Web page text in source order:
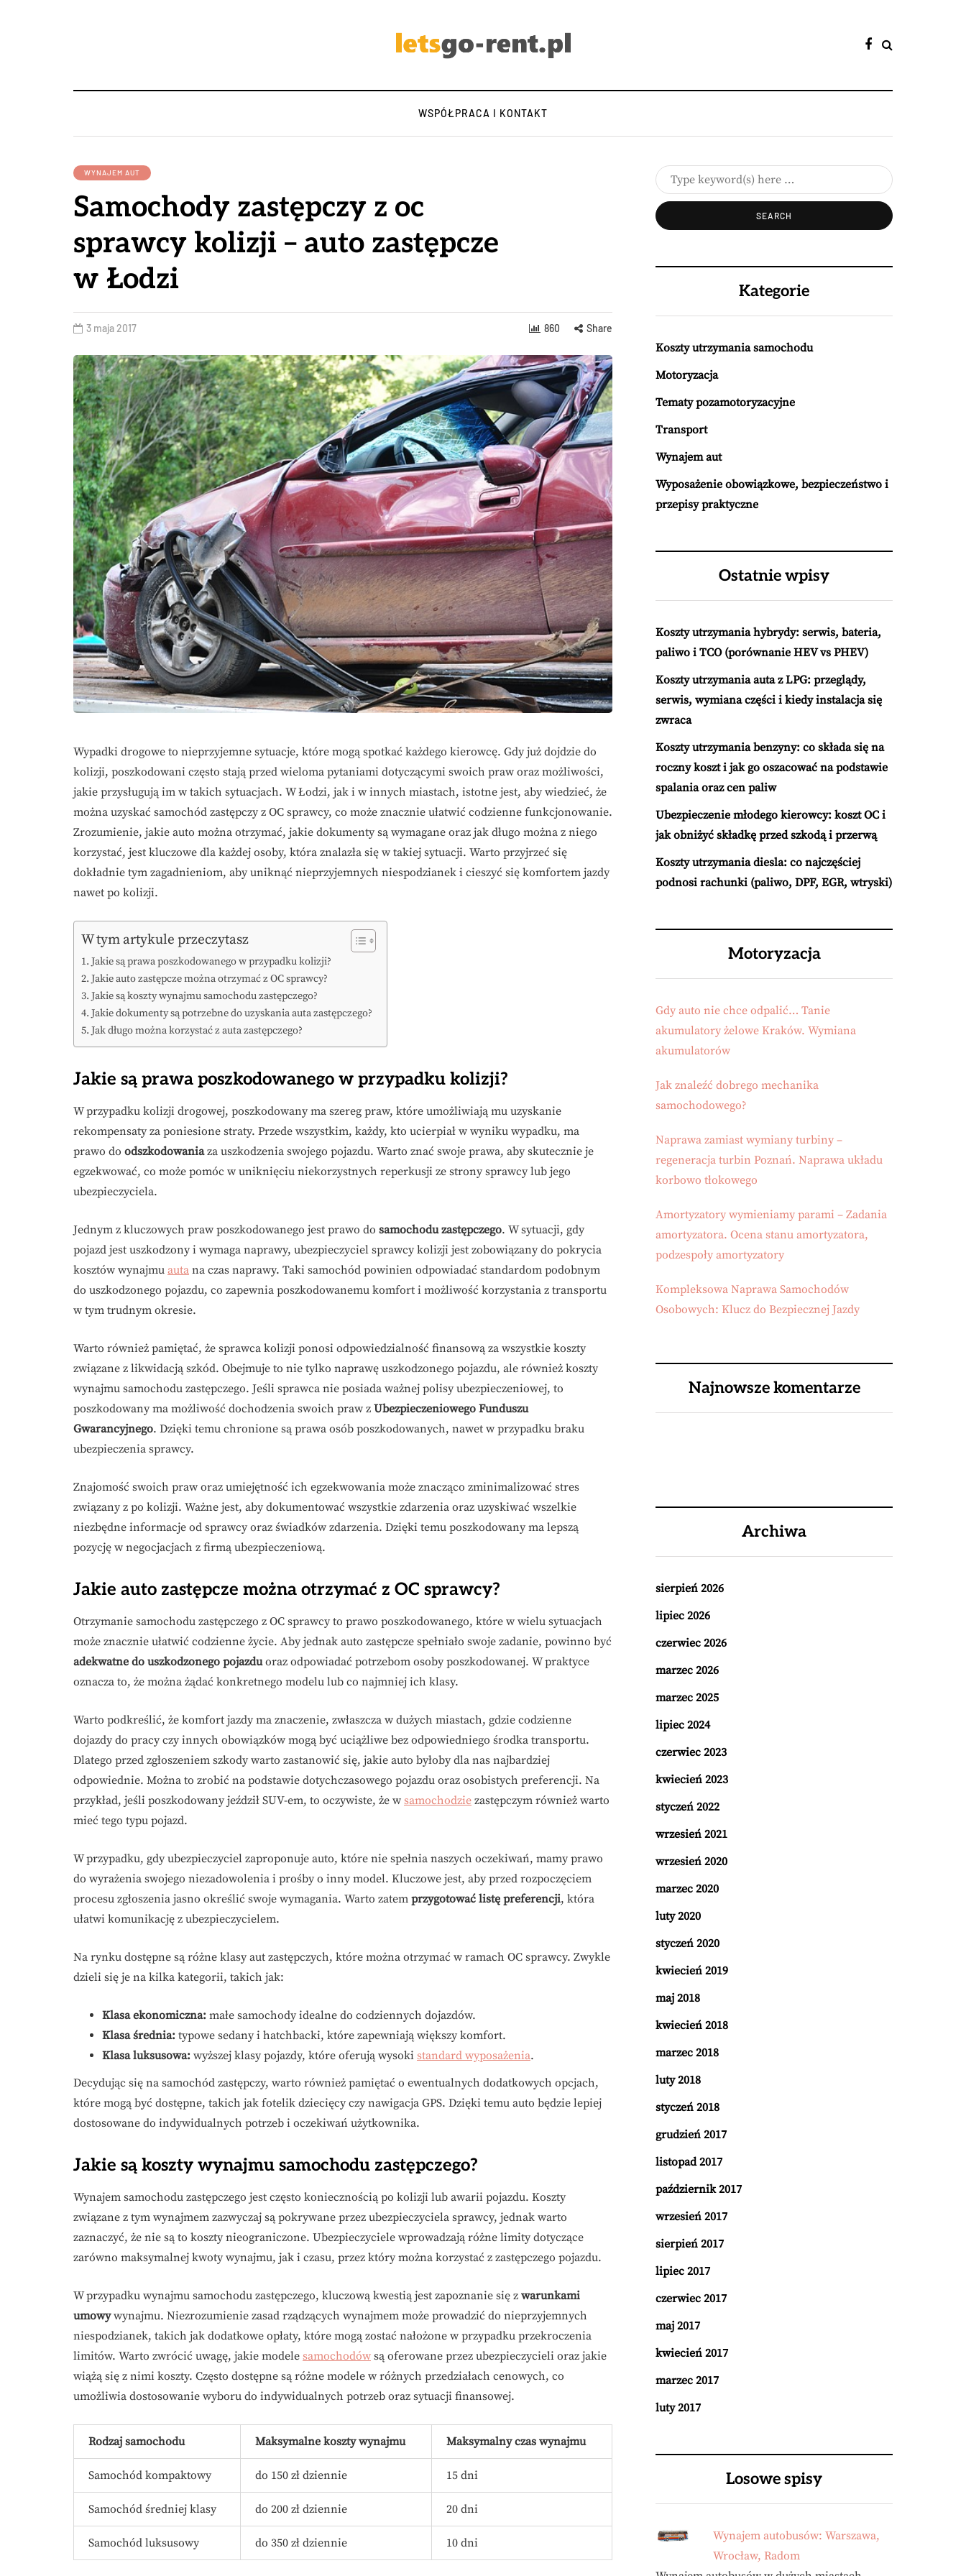
WSPÓŁPRACA I KONTAKT
WYNAJEM AUT
Samochody zastępczy z oc
sprawcy kolizji – auto zastępcze
w Łodzi
3 maja 2017 860 Share
Wypadki drogowe to nieprzyjemne sytuacje, które mogą spotkać każdego kierowcę. Gdy już dojdzie do
kolizji, poszkodowani często stają przed wieloma pytaniami dotyczącymi swoich praw oraz możliwości,
jakie przysługują im w takich sytuacjach. W Łodzi, jak i w innych miastach, istotne jest, aby wiedzieć, że
można uzyskać samochód zastępczy z OC sprawcy, co może znacznie ułatwić codzienne funkcjonowanie.
Zrozumienie, jakie auto można otrzymać, jakie dokumenty są wymagane oraz jak długo można z niego
korzystać, jest kluczowe dla każdej osoby, która znalazła się w takiej sytuacji. Warto przyjrzeć się
dokładnie tym zagadnieniom, aby uniknąć nieprzyjemnych niespodzianek i cieszyć się komfortem jazdy
nawet po kolizji.
W tym artykule przeczytasz
Jakie są prawa poszkodowanego w przypadku kolizji?
Jakie auto zastępcze można otrzymać z OC sprawcy?
Jakie są koszty wynajmu samochodu zastępczego?
Jakie dokumenty są potrzebne do uzyskania auta zastępczego?
Jak długo można korzystać z auta zastępczego?
Jakie są prawa poszkodowanego w przypadku kolizji?
W przypadku kolizji drogowej, poszkodowany ma szereg praw, które umożliwiają mu uzyskanie
rekompensaty za poniesione straty. Przede wszystkim, każdy, kto ucierpiał w wyniku wypadku, ma
prawo do odszkodowaniaza uszkodzenia swojego pojazdu. Warto znać swoje prawa, aby skutecznie je
egzekwować, co może pomóc w uniknięciu niekorzystnych reperkusji ze strony sprawcy lub jego
ubezpieczyciela.
Jednym z kluczowych praw poszkodowanego jest prawo do samochodu zastępczego. W sytuacji, gdy
pojazd jest uszkodzony i wymaga naprawy, ubezpieczyciel sprawcy kolizji jest zobowiązany do pokrycia
kosztów wynajmu auta na czas naprawy. Taki samochód powinien odpowiadać standardom podobnym
do uszkodzonego pojazdu, co zapewnia poszkodowanemu komfort i możliwość korzystania z transportu
w tym trudnym okresie.
Warto również pamiętać, że sprawca kolizji ponosi odpowiedzialność finansową za wszystkie koszty
związane z likwidacją szkód. Obejmuje to nie tylko naprawę uszkodzonego pojazdu, ale również koszty
wynajmu samochodu zastępczego. Jeśli sprawca nie posiada ważnej polisy ubezpieczeniowej, to
poszkodowany ma możliwość dochodzenia swoich praw z Ubezpieczeniowego Funduszu
Gwarancyjnego. Dzięki temu chronione są prawa osób poszkodowanych, nawet w przypadku braku
ubezpieczenia sprawcy.
Znajomość swoich praw oraz umiejętność ich egzekwowania może znacząco zminimalizować stres
związany z po kolizji. Ważne jest, aby dokumentować wszystkie zdarzenia oraz uzyskiwać wszelkie
niezbędne informacje od sprawcy oraz świadków zdarzenia. Dzięki temu poszkodowany ma lepszą
pozycję w negocjacjach z firmą ubezpieczeniową.
Jakie auto zastępcze można otrzymać z OC sprawcy?
Otrzymanie samochodu zastępczego z OC sprawcy to prawo poszkodowanego, które w wielu sytuacjach
może znacznie ułatwić codzienne życie. Aby jednak auto zastępcze spełniało swoje zadanie, powinno być
adekwatne do uszkodzonego pojazduoraz odpowiadać potrzebom osoby poszkodowanej. W praktyce
oznacza to, że można żądać konkretnego modelu lub co najmniej ich klasy.
Warto podkreślić, że komfort jazdy ma znaczenie, zwłaszcza w dużych miastach, gdzie codzienne
dojazdy do pracy czy innych obowiązków mogą być uciążliwe bez odpowiedniego środka transportu.
Dlatego przed zgłoszeniem szkody warto zastanowić się, jakie auto byłoby dla nas najbardziej
odpowiednie. Można to zrobić na podstawie dotychczasowego pojazdu oraz osobistych preferencji. Na
przykład, jeśli poszkodowany jeździł SUV-em, to oczywiste, że w samochodzie zastępczym również warto
mieć tego typu pojazd.
W przypadku, gdy ubezpieczyciel zaproponuje auto, które nie spełnia naszych oczekiwań, mamy prawo
do wyrażenia swojego niezadowolenia i prośby o inny model. Kluczowe jest, aby przed rozpoczęciem
procesu zgłoszenia jasno określić swoje wymagania. Warto zatem przygotować listę preferencji, która
ułatwi komunikację z ubezpieczycielem.
Na rynku dostępne są różne klasy aut zastępczych, które można otrzymać w ramach OC sprawcy. Zwykle
dzieli się je na kilka kategorii, takich jak:
Klasa ekonomiczna: małe samochody idealne do codziennych dojazdów.
Klasa średnia: typowe sedany i hatchbacki, które zapewniają większy komfort.
Klasa luksusowa: wyższej klasy pojazdy, które oferują wysoki standard wyposażenia.
Decydując się na samochód zastępczy, warto również pamiętać o ewentualnych dodatkowych opcjach,
które mogą być dostępne, takich jak fotelik dziecięcy czy nawigacja GPS. Dzięki temu auto będzie lepiej
dostosowane do indywidualnych potrzeb i oczekiwań użytkownika.
Jakie są koszty wynajmu samochodu zastępczego?
Wynajem samochodu zastępczego jest często koniecznością po kolizji lub awarii pojazdu. Koszty
związane z tym wynajmem zazwyczaj są pokrywane przez ubezpieczyciela sprawcy, jednak warto
zaznaczyć, że nie są to koszty nieograniczone. Ubezpieczyciele wprowadzają różne limity dotyczące
zarówno maksymalnej kwoty wynajmu, jak i czasu, przez który można korzystać z zastępczego pojazdu.
W przypadku wynajmu samochodu zastępczego, kluczową kwestią jest zapoznanie się z warunkami
umowywynajmu. Niezrozumienie zasad rządzących wynajmem może prowadzić do nieprzyjemnych
niespodzianek, takich jak dodatkowe opłaty, które mogą zostać nałożone w przypadku przekroczenia
limitów. Warto zwrócić uwagę, jakie modele samochodów są oferowane przez ubezpieczycieli oraz jakie
wiążą się z nimi koszty. Często dostępne są różne modele w różnych przedziałach cenowych, co
umożliwia dostosowanie wyboru do indywidualnych potrzeb oraz sytuacji finansowej.
Rodzaj samochodu Maksymalne koszty wynajmu Maksymalny czas wynajmu
Samochód kompaktowy do 150 zł dziennie 15 dni
Samochód średniej klasy do 200 zł dziennie 20 dni
Samochód luksusowy do 350 zł dziennie 10 dni
Kategorie
Koszty utrzymania samochodu
Motoryzacja
Tematy pozamotoryzacyjne
Transport
Wynajem aut
Wyposażenie obowiązkowe, bezpieczeństwo i
przepisy praktyczne
Ostatnie wpisy
Koszty utrzymania hybrydy: serwis, bateria,
paliwo i TCO (porównanie HEV vs PHEV)
Koszty utrzymania auta z LPG: przeglądy,
serwis, wymiana części i kiedy instalacja się
zwraca
Koszty utrzymania benzyny: co składa się na
roczny koszt i jak go oszacować na podstawie
spalania oraz cen paliw
Ubezpieczenie młodego kierowcy: koszt OC i
jak obniżyć składkę przed szkodą i przerwą
Koszty utrzymania diesla: co najczęściej
podnosi rachunki (paliwo, DPF, EGR, wtryski)
Motoryzacja
Gdy auto nie chce odpalić… Tanie
akumulatory żelowe Kraków. Wymiana
akumulatorów
Jak znaleźć dobrego mechanika
samochodowego?
Naprawa zamiast wymiany turbiny –
regeneracja turbin Poznań. Naprawa układu
korbowo tłokowego
Amortyzatory wymieniamy parami – Zadania
amortyzatora. Ocena stanu amortyzatora,
podzespoły amortyzatory
Kompleksowa Naprawa Samochodów
Osobowych: Klucz do Bezpiecznej Jazdy
Najnowsze komentarze
Archiwa
sierpień 2026
lipiec 2026
czerwiec 2026
marzec 2026
marzec 2025
lipiec 2024
czerwiec 2023
kwiecień 2023
styczeń 2022
wrzesień 2021
wrzesień 2020
marzec 2020
luty 2020
styczeń 2020
kwiecień 2019
maj 2018
kwiecień 2018
marzec 2018
luty 2018
styczeń 2018
grudzień 2017
listopad 2017
październik 2017
wrzesień 2017
sierpień 2017
lipiec 2017
czerwiec 2017
maj 2017
kwiecień 2017
marzec 2017
luty 2017
Losowe spisy
Wynajem autobusów: Warszawa,
Wrocław, Radom